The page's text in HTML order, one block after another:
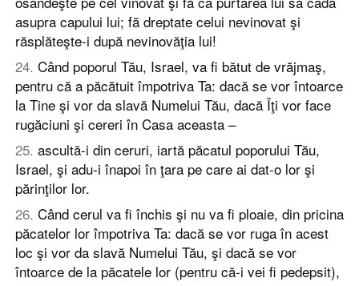
asupra capului lui; fă dreptate celui nevinovat şi
răsplăteşte-i după nevinovăţia lui!
24. Când poporul Tău, Israel, va fi bătut de vrăjmaş,
pentru că a păcătuit împotriva Ta: dacă se vor întoarce
la Tine şi vor da slavă Numelui Tău, dacă Îţi vor face
rugăciuni şi cereri în Casa aceasta –
25. ascultă-i din ceruri, iartă păcatul poporului Tău,
Israel, şi adu-i înapoi în ţara pe care ai dat-o lor şi
părinţilor lor.
26. Când cerul va fi închis şi nu va fi ploaie, din pricina
păcatelor lor împotriva Ta: dacă se vor ruga în acest
loc şi vor da slavă Numelui Tău, şi dacă se vor
întoarce de la păcatele lor (pentru că-i vei fi pedepsit),